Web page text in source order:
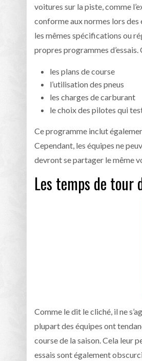
voitures sur la piste, comme
conforme aux normes lors des
les mêmes spécifications ou
propres programmes
les plans de course
l’utilisation des pneus
les charges de carburant
le choix des pilotes qui
Ce programme inclut
Cependant, les équipes ne
devront se partager le même
Les temps de tour
Comme le dit le cliché, il ne
plupart des équipes ont
course de la saison. Cela leur
essais sont également